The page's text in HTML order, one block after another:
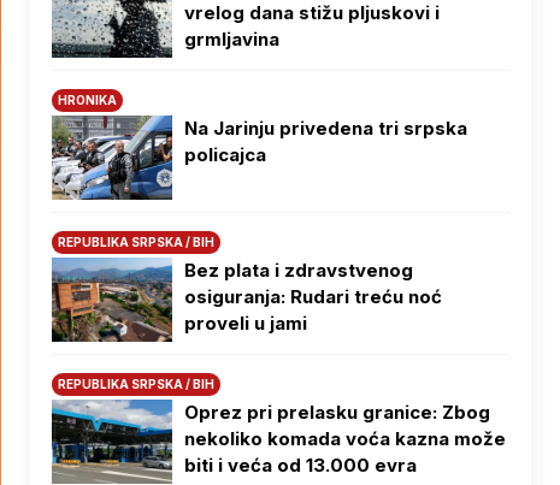
vrelog dana stižu pljuskovi i
grmljavina
HRONIKA
Na Јarinju privedena tri srpska
policajca
REPUBLIKA SRPSKA / BIH
Bez plata i zdravstvenog
osiguranja: Rudari treću noć
proveli u jami
REPUBLIKA SRPSKA / BIH
Oprez pri prelasku granice: Zbog
nekoliko komada voća kazna može
biti i veća od 13.000 evra